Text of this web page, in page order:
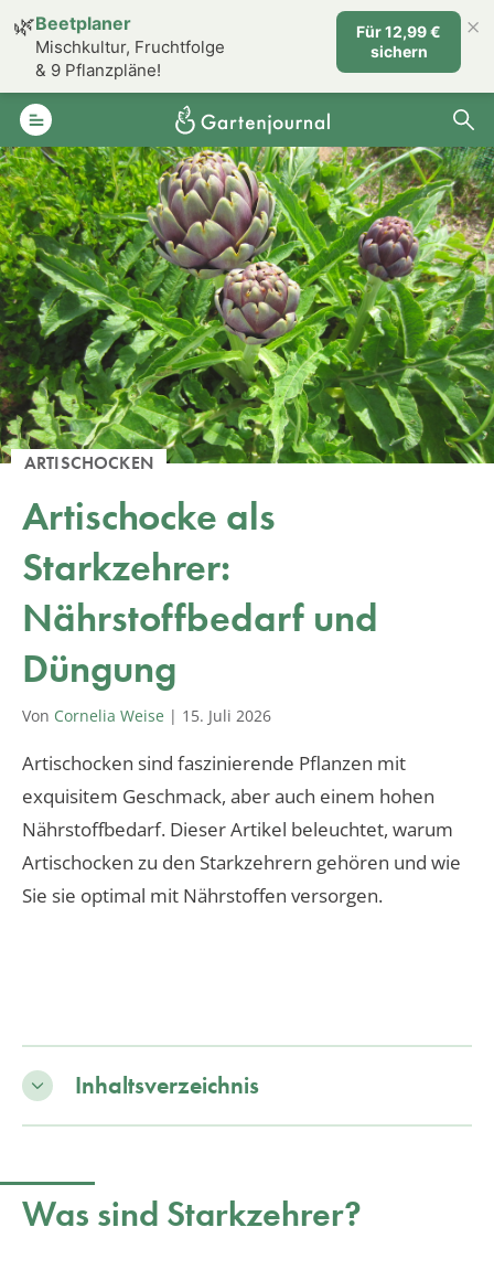
ARTISCHOCKEN
Artischocke als
Starkzehrer:
Nährstoffbedarf und
Düngung
Von Cornelia Weise | 15. Juli 2026
Artischocken sind faszinierende Pflanzen mit
exquisitem Geschmack, aber auch einem hohen
Nährstoffbedarf. Dieser Artikel beleuchtet, warum
Artischocken zu den Starkzehrern gehören und wie
Sie sie optimal mit Nährstoffen versorgen.
Inhaltsverzeichnis
Was sind Starkzehrer?
🌿Beetplaner
Mischkultur, Fruchtfolge
& 9 Pflanzpläne!
Für 12,99 €
sichern
×